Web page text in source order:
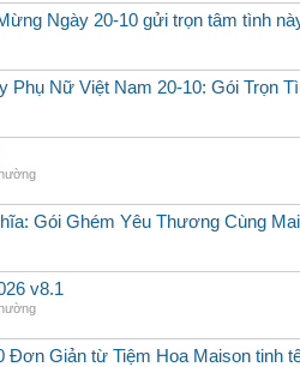
Ngày 20-10 gửi trọn tâm tình
Phụ Nữ Việt Nam 20-10: Gói Trọn
Gói Ghém Yêu Thương Cùng
v8.1
Đơn Giản từ Tiệm Hoa Maison tinh